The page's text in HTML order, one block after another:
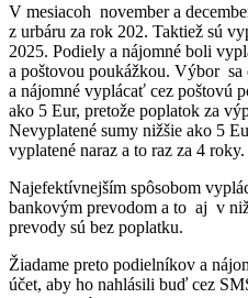
V mesiacoh november a
z urbáru za rok 202. Taktiež sú
2025. Podiely a nájomné boli
a poštovou poukážkou. Výbor sa
a nájomné vyplácať cez poštovú
ako 5 Eur, pretože poplatok za
Nevyplatené sumy nižšie ako 5
vyplatené naraz a to raz za 4 roky.
Najefektívnejším spôsobom
bankovým prevodom a to aj v
prevody sú bez poplatku.
Žiadame preto podielníkov a
účet, aby ho nahlásili buď cez